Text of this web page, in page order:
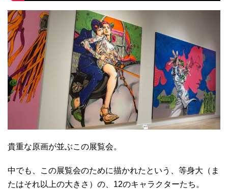
貴重な原画が並ぶこの展覧会。
中でも、この展覧会のために描かれたという、等身大（ま
たはそれ以上の大きさ）の、12のキャラクターたち。